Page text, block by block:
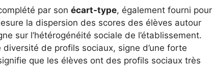
par son écart-type, également fourni pour
la dispersion des scores des élèves autour
sur l’hétérogénéité sociale de l’établissement.
de profils sociaux, signe d’une forte
que les élèves ont des profils sociaux très